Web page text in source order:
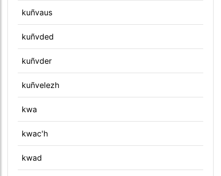
kuñvaus
kuñvded
kuñvder
kuñvelezh
kwa
kwac'h
kwad